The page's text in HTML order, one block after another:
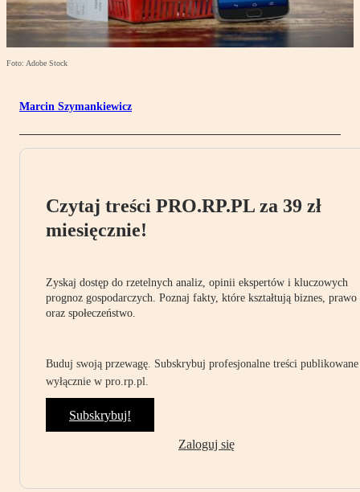
Foto: Adobe Stock
Marcin Szymankiewicz
Czytaj treści PRO.RP.PL za 39 zł
miesięcznie!
Zyskaj dostęp do rzetelnych analiz, opinii ekspertów i kluczowych
prognoz gospodarczych. Poznaj fakty, które kształtują biznes, prawo
oraz społeczeństwo.
Buduj swoją przewagę. Subskrybuj profesjonalne treści publikowane
wyłącznie w pro.rp.pl.
Subskrybuj!
Zaloguj się